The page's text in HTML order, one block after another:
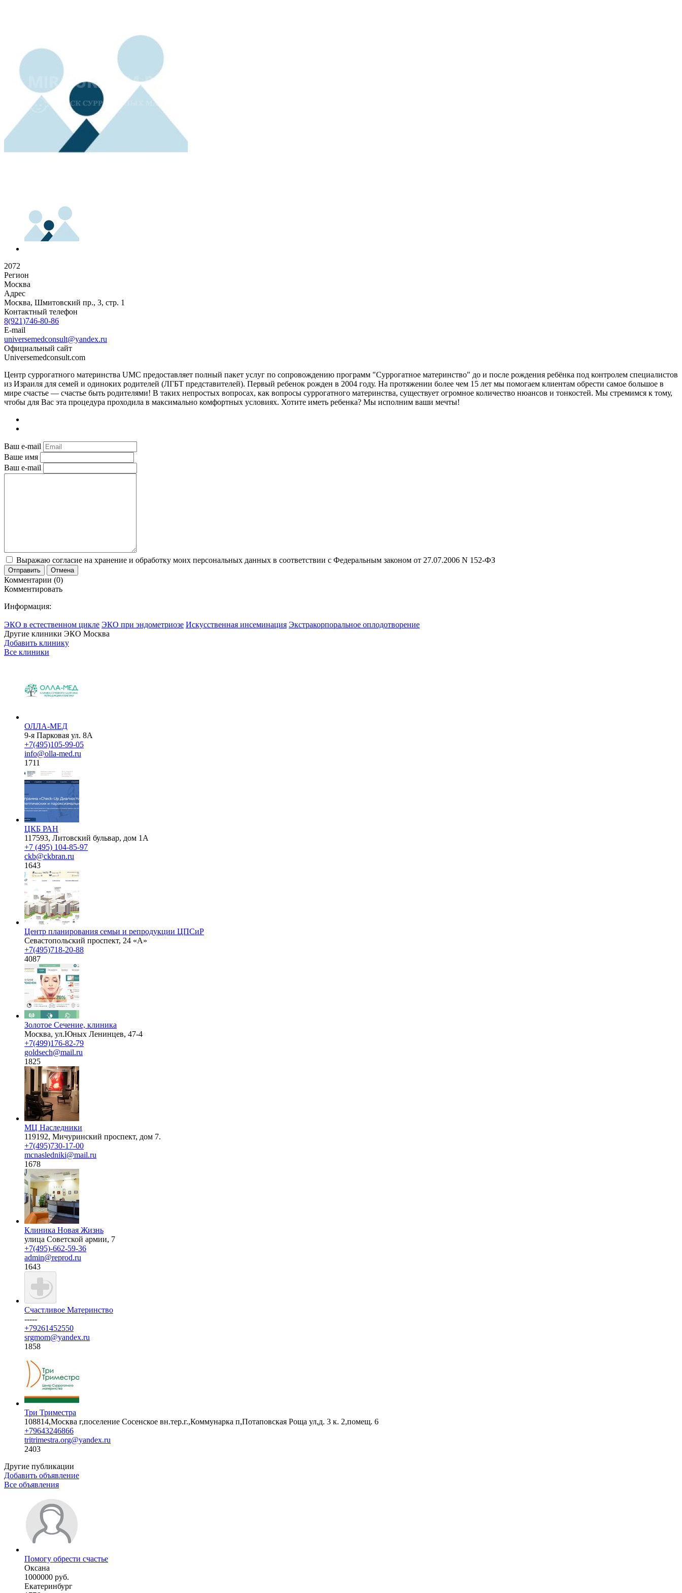
2072
Регион
Москва
Адрес
Москва, Шмитовский пр., 3, стр. 1
Контактный телефон
8(921)746-80-86
E-mail
universemedconsult@yandex.ru
Официальный сайт
Universemedconsult.com
Центр суррогатного материнства UMC предоставляет полный пакет услуг по сопровождению программ "Суррогатное материнство" до и после рождения ребёнка под контролем специалистов
из Израиля для семей и одиноких родителей (ЛГБТ представителей). Первый ребенок рожден в 2004 году. На протяжении более чем 15 лет мы помогаем клиентам обрести самое большое в
мире счастье — счастье быть родителями! В таких непростых вопросах, как вопросы суррогатного материнства, существует огромное количество нюансов и тонкостей. Мы стремимся к тому,
чтобы для Вас эта процедура проходила в максимально комфортных условиях. Хотите иметь ребенка? Мы исполним ваши мечты!
Ваш e-mail
Ваше имя
Ваш e-mail
Выражаю согласие на хранение и обработку моих персональных данных в соответствии с Федеральным законом от 27.07.2006 N 152-ФЗ
Отправить Отмена
Комментарии (0)
Комментировать
Информация:
ЭКО в естественном цикле ЭКО при эндометриозе Искусственная инсеминация Экстракорпоральное оплодотворение
Другие клиники ЭКО Москва
Добавить клинику
Все клиники
ОЛЛА-МЕД
9-я Парковая ул. 8А
+7(495)105-99-05
info@olla-med.ru
1711
ЦКБ РАН
117593, Литовский бульвар, дом 1А
+7 (495) 104-85-97
ckb@ckbran.ru
1643
Центр планирования семьи и репродукции ЦПСиР
Севастопольский проспект, 24 «А»
+7(495)718-20-88
4087
Золотое Сечение, клиника
Москва, ул.Юных Ленинцев, 47-4
+7(499)176-82-79
goldsech@mail.ru
1825
МЦ Наследники
119192, Мичуринский проспект, дом 7.
+7(495)730-17-00
mcnasledniki@mail.ru
1678
Клиника Новая Жизнь
улица Советской армии, 7
+7(495)-662-59-36
admin@reprod.ru
1643
Счастливое Материнство
-----
+79261452550
srgmom@yandex.ru
1858
Три Триместра
108814,Москва г,поселение Сосенское вн.тер.г.,Коммунарка п,Потаповская Роща ул,д. 3 к. 2,помещ. 6
+79643246866
tritrimestra.org@yandex.ru
2403
Другие публикации
Добавить объявление
Все объявления
Помогу обрести счастье
Оксана
1000000 руб.
Екатеринбург